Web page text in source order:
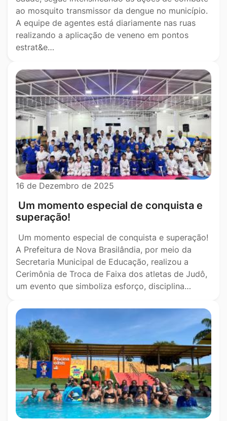
ao mosquito transmissor da dengue no município.
A equipe de agentes está diariamente nas ruas
realizando a aplicação de veneno em pontos
estrat&e…
16 de Dezembro de 2025
Um momento especial de conquista e
superação!
Um momento especial de conquista e superação!
A Prefeitura de Nova Brasilândia, por meio da
Secretaria Municipal de Educação, realizou a
Cerimônia de Troca de Faixa dos atletas de Judô,
um evento que simboliza esforço, disciplina…